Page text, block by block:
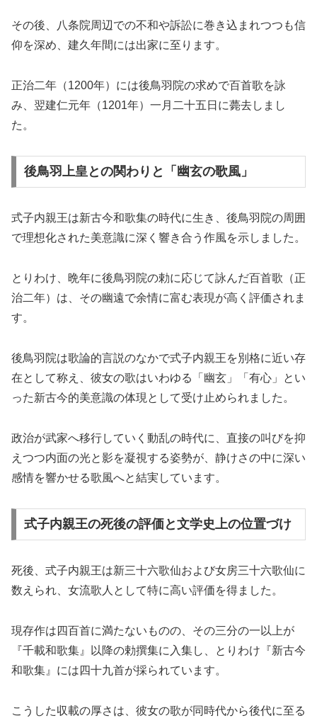
その後、八条院周辺での不和や訴訟に巻き込まれつつも信
仰を深め、建久年間には出家に至ります。
正治二年（1200年）には後鳥羽院の求めで百首歌を詠
み、翌建仁元年（1201年）一月二十五日に薨去しまし
た。
後鳥羽上皇との関わりと「幽玄の歌風」
式子内親王は新古今和歌集の時代に生き、後鳥羽院の周囲
で理想化された美意識に深く響き合う作風を示しました。
とりわけ、晩年に後鳥羽院の勅に応じて詠んだ百首歌（正
治二年）は、その幽遠で余情に富む表現が高く評価されま
す。
後鳥羽院は歌論的言説のなかで式子内親王を別格に近い存
在として称え、彼女の歌はいわゆる「幽玄」「有心」とい
った新古今的美意識の体現として受け止められました。
政治が武家へ移行していく動乱の時代に、直接の叫びを抑
えつつ内面の光と影を凝視する姿勢が、静けさの中に深い
感情を響かせる歌風へと結実しています。
式子内親王の死後の評価と文学史上の位置づけ
死後、式子内親王は新三十六歌仙および女房三十六歌仙に
数えられ、女流歌人として特に高い評価を得ました。
現存作は四百首に満たないものの、その三分の一以上が
『千載和歌集』以降の勅撰集に入集し、とりわけ『新古今
和歌集』には四十九首が採られています。
こうした収載の厚さは、彼女の歌が同時代から後代に至る